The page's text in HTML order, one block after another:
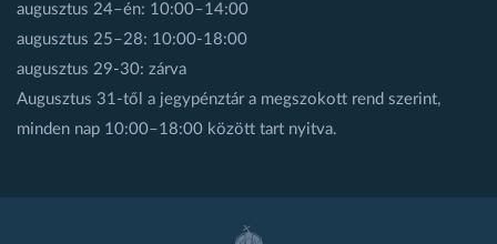
augusztus 24–én: 10:00–14:00
augusztus 25–28: 10:00-18:00
augusztus 29-30: zárva
Augusztus 31-től a jegypénztár a megszokott rend szerint,
minden nap 10:00–18:00 között tart nyitva.